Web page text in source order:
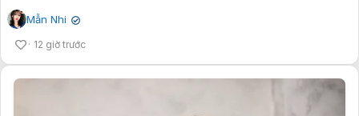
Mẫn Nhi ✔
12 giờ trước